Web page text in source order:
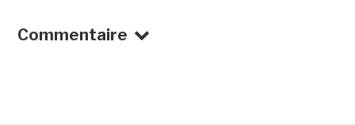
Commentaire